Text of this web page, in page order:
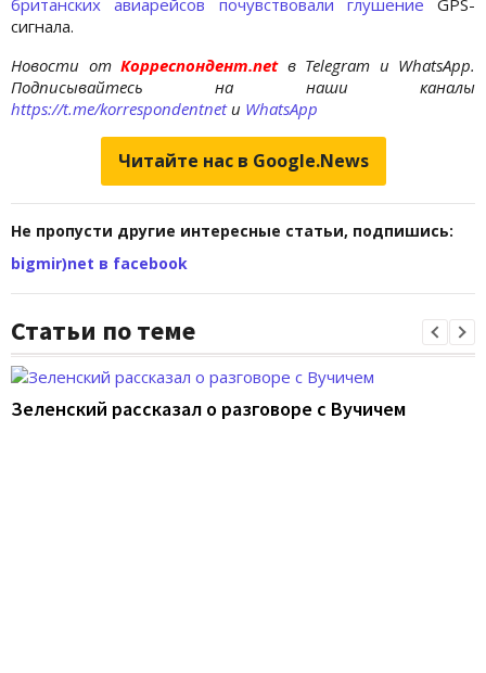
сигнала.
Новости отКорреспондент.net в Telegram и WhatsApp.
Подписывайтесь на наши каналы
https://t.me/korrespondentnetи WhatsApp
Читайте нас в Google.News
Не пропусти другие интересные статьи, подпишись:
bigmir)net в facebook
Статьи по теме
Зеленский рассказал о разговоре с Вучичем